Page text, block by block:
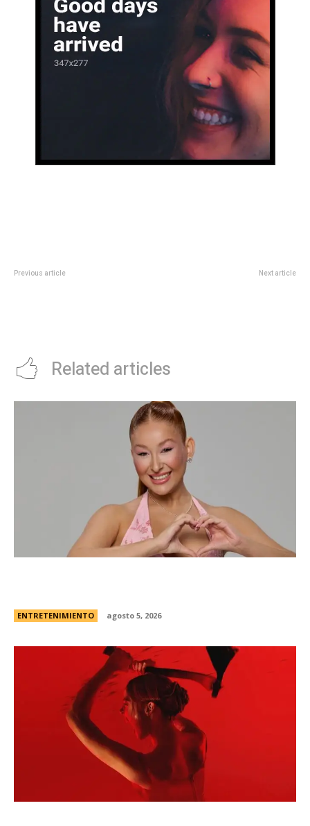
Previous article Next article
Related articles
ENTRETENIMIENTO agosto 5, 2026